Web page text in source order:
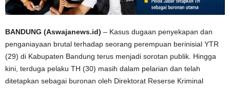
BANDUNG (Aswajanews.id) – Kasus dugaan penyekapan dan
penganiayaan brutal terhadap seorang perempuan berinisial YTR
(29) di Kabupaten Bandung terus menjadi sorotan publik. Hingga
kini, terduga pelaku TH (30) masih dalam pelarian dan telah
ditetapkan sebagai buronan oleh Direktorat Reserse Kriminal